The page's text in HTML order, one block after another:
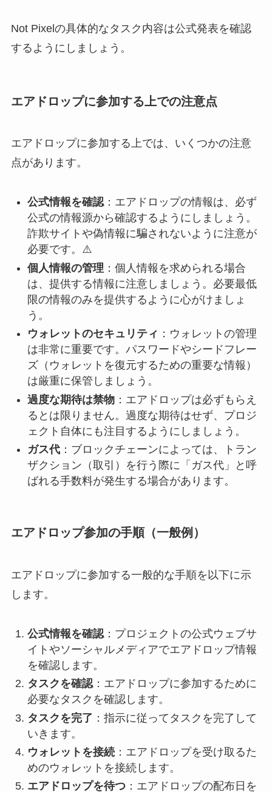
Not Pixelの具体的なタスク内容は公式発表を確認
するようにしましょう。
エアドロップに参加する上での注意点
エアドロップに参加する上では、いくつかの注意
点があります。
公式情報を確認：エアドロップの情報は、必ず
公式の情報源から確認するようにしましょう。
詐欺サイトや偽情報に騙されないように注意が
必要です。⚠️
個人情報の管理 ：個人情報を求められる場合
は、提供する情報に注意しましょう。必要最低
限の情報のみを提供するように心がけましょ
う。
ウォレットのセキュリティ ：ウォレットの管理
は非常に重要です。パスワードやシードフレー
ズ（ウォレットを復元するための重要な情報）
は厳重に保管しましょう。
過度な期待は禁物：エアドロップは必ずもらえ
るとは限りません。過度な期待はせず、プロジ
ェクト自体にも注目するようにしましょう。
ガス代：ブロックチェーンによっては、トラン
ザクション（取引）を行う際に「ガス代」と呼
ばれる手数料が発生する場合があります。
エアドロップ参加の手順（一般例）
エアドロップに参加する一般的な手順を以下に示
します。
公式情報を確認：プロジェクトの公式ウェブサ
イトやソーシャルメディアでエアドロップ情報
を確認します。
タスクを確認：エアドロップに参加するために
必要なタスクを確認します。
タスクを完了 ：指示に従ってタスクを完了して
いきます。
ウォレットを接続：エアドロップを受け取るた
めのウォレットを接続します。
エアドロップを待つ：エアドロップの配布日を